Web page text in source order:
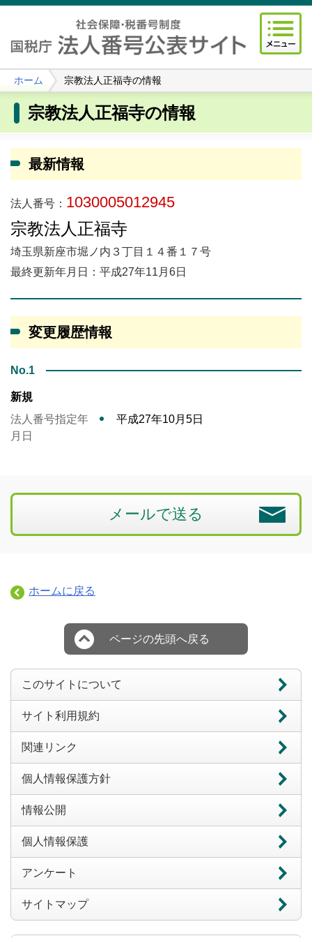
ホーム 宗教法人正福寺の情報
宗教法人正福寺の情報
最新情報
法人番号： 1030005012945
宗教法人正福寺
埼玉県新座市堀ノ内３丁目１４番１７号
最終更新年月日：平成27年11月6日
変更履歴情報
No.1
新規
法人番号指定年
月日
平成27年10月5日
メールで送る
ホームに戻る
ページの先頭へ戻る
このサイトについて
サイト利用規約
関連リンク
個人情報保護方針
情報公開
個人情報保護
アンケート
サイトマップ